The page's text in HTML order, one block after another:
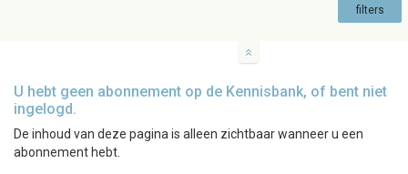
filters
U hebt geen abonnement op de Kennisbank, of bent niet
ingelogd.
De inhoud van deze pagina is alleen zichtbaar wanneer u een
abonnement hebt.